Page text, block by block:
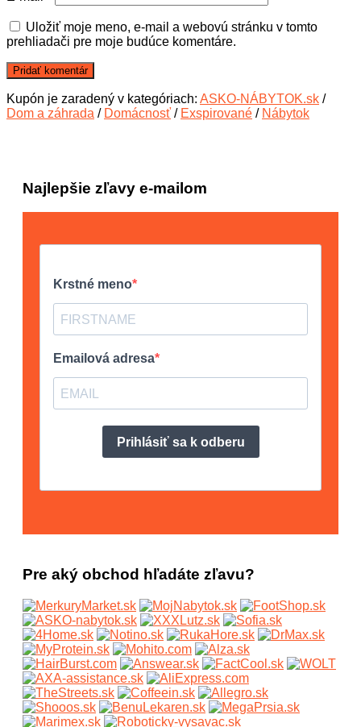
Uložiť moje meno, e-mail a webovú stránku v tomto
prehliadači pre moje budúce komentáre.
Kupón je zaradený v kategóriach: ASKO-NÁBYTOK.sk /
Dom a záhrada / Domácnosť / Exspirované / Nábytok
Najlepšie zľavy e-mailom
Pre aký obchod hľadáte zľavu?